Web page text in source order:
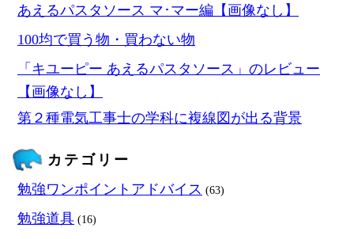
あえるパスタソース マ･マー編【画像なし】
100均で買う物・買わない物
「キユーピー あえるパスタソース」のレビュー
【画像なし】
第２種電気工事士の学科に複線図が出る背景
カテゴリー
勉強ワンポイントアドバイス (63)
勉強道具 (16)